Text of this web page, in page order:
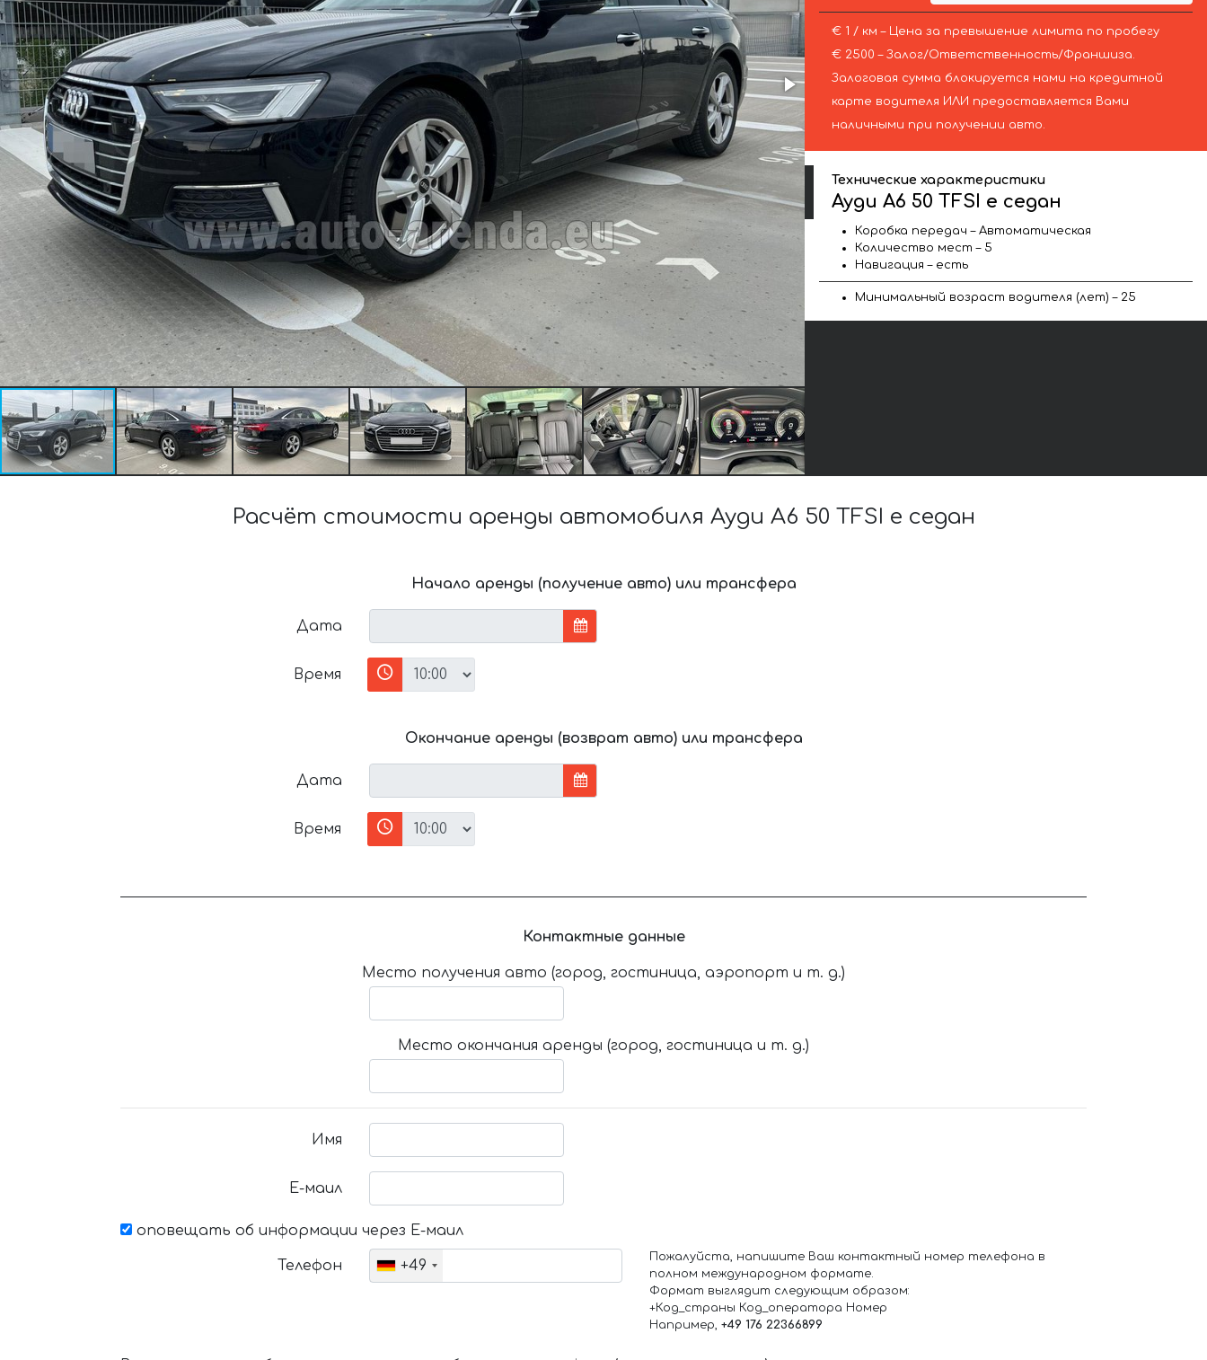
€ 1 / км – Цена за превышение лимита по пробегу
€ 2500 – Залог/Ответственность/Франшиза.
Залоговая сумма блокируется нами на кредитной
карте водителя ИЛИ предоставляется Вами
наличными при получении авто.
Технические характеристики
Ауди A6 50 TFSI e седан
Коробка передач – Автоматическая
Количество мест – 5
Навигация – есть
Минимальный возраст водителя (лет) – 25
Расчёт стоимости аренды автомобиля Ауди A6 50 TFSI e седан
Начало аренды (получение авто) или трансфера
Дата
Время
Окончание аренды (возврат авто) или трансфера
Дата
Время
Контактные данные
Место получения авто (город, гостиница, аэропорт и т. д.)
Место окончания аренды (город, гостиница и т. д.)
Имя
Е-маил
оповещать об информации через Е-маил
Телефон +49
Пожалуйста, напишите Ваш контактный номер телефона в
полном международном формате.
Формат выглядит следующим образом:
+Код_страны Код_оператора Номер
Например, +49 176 22366899